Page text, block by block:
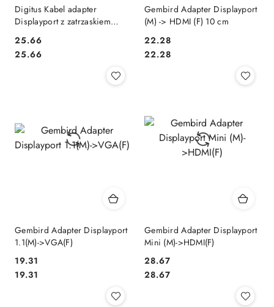
Digitus Kabel adapter
Displayport z zatrzaskiem
DP/HDMI A M/Ż czarny
0,15m
Cena:
25.66
Cena:
25.66
Gembird Adapter Displayport
(M) -> HDMI (F) 10 cm
Cena:
22.28
Cena:
22.28
Gembird Adapter Displayport
1.1(M)->VGA(F)
Cena:
19.31
Cena:
19.31
Gembird Adapter Displayport
Mini (M)->HDMI(F)
Cena:
28.67
Cena:
28.67